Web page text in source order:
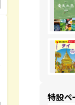
特設ペ